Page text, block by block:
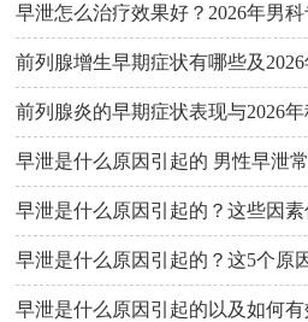
早泄怎么治疗效果好？2026年男
前列腺增生早期症状有哪些及
前列腺炎的早期症状表现与2026
早泄是什么原因引起的 男性早泄
早泄是什么原因引起的？这些因
早泄是什么原因引起的？这5个原
早泄是什么原因引起的以及如何有